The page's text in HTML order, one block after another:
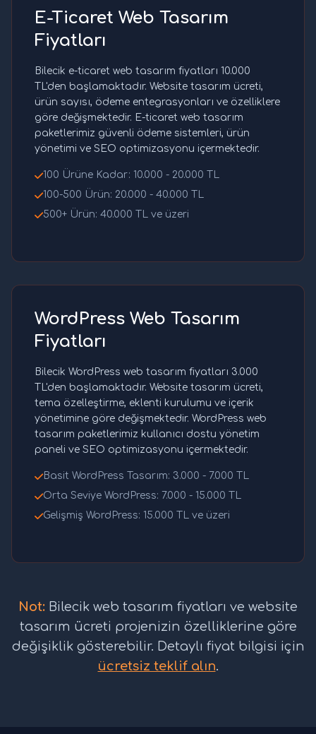
E-Ticaret Web Tasarım
Fiyatları
Bilecik e-ticaret web tasarım fiyatları 10.000
TL'den başlamaktadır. Website tasarım ücreti,
ürün sayısı, ödeme entegrasyonları ve özelliklere
göre değişmektedir. E-ticaret web tasarım
paketlerimiz güvenli ödeme sistemleri, ürün
yönetimi ve SEO optimizasyonu içermektedir.
100 Ürüne Kadar: 10.000 - 20.000 TL
100-500 Ürün: 20.000 - 40.000 TL
500+ Ürün: 40.000 TL ve üzeri
WordPress Web Tasarım
Fiyatları
Bilecik WordPress web tasarım fiyatları 3.000
TL'den başlamaktadır. Website tasarım ücreti,
tema özelleştirme, eklenti kurulumu ve içerik
yönetimine göre değişmektedir. WordPress web
tasarım paketlerimiz kullanıcı dostu yönetim
paneli ve SEO optimizasyonu içermektedir.
Basit WordPress Tasarım: 3.000 - 7.000 TL
Orta Seviye WordPress: 7.000 - 15.000 TL
Gelişmiş WordPress: 15.000 TL ve üzeri
Not: Bilecik web tasarım fiyatları ve website
tasarım ücreti projenizin özelliklerine göre
değişiklik gösterebilir. Detaylı fiyat bilgisi için
ücretsiz teklif alın.